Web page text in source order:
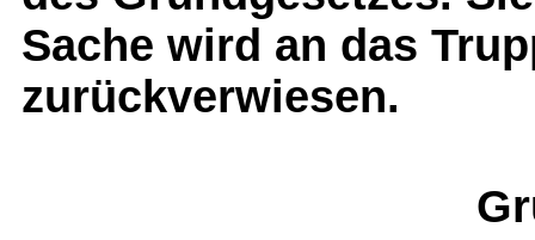
Sache wird an das
zurückverwiesen.